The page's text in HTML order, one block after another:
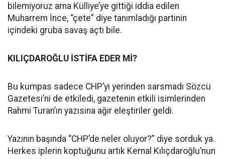
bilemiyoruz ama Külliye’ye gittiği iddia edilen
Muharrem İnce, “çete” diye tanımladığı partinin
içindeki gruba savaş açtı bile.
KILIÇDAROĞLU İSTİFA EDER Mİ?
Bu kumpas sadece CHP’yi yerinden sarsmadı Sözcü
Gazetesi’ni de etkiledi, gazetenin etkili isimlerinden
Rahmi Turan’ın yazısına ağır eleştiriler geldi.
Yazının başında “CHP’de neler oluyor?” diye sorduk ya.
Herkes iplerin koptuğunu artık Kemal Kılıçdaroğlu’nun